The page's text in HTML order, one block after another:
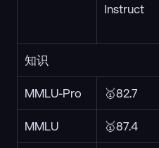
Instruct
知识
MMLU-Pro
🥇82.7
MMLU
🥇87.4